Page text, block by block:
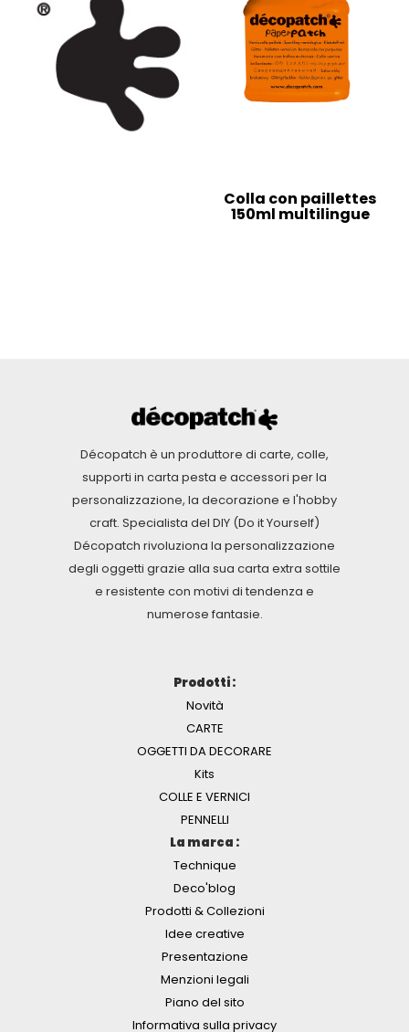
Colla con paillettes
150ml multilingue
Décopatch è un produttore di carte, colle,
supporti in carta pesta e accessori per la
personalizzazione, la decorazione e l'hobby
craft. Specialista del DIY (Do it Yourself)
Décopatch rivoluziona la personalizzazione
degli oggetti grazie alla sua carta extra sottile
e resistente con motivi di tendenza e
numerose fantasie.
Prodotti :
Novità
CARTE
OGGETTI DA DECORARE
Kits
COLLE E VERNICI
PENNELLI
La marca :
Technique
Deco'blog
Prodotti & Collezioni
Idee creative
Presentazione
Menzioni legali
Piano del sito
Informativa sulla privacy